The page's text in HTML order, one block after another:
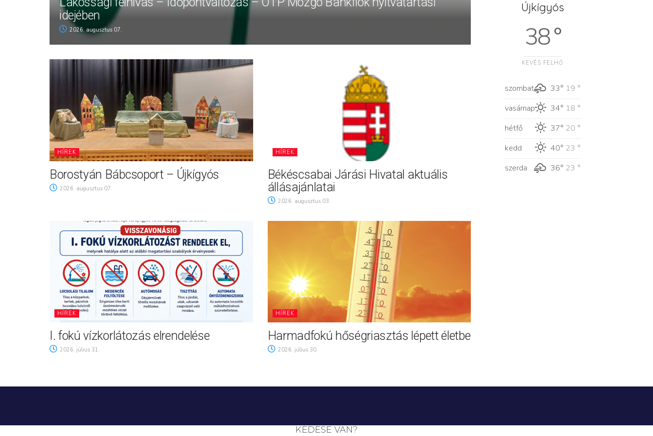
idejében
2026. augusztus 07.
HÍREK
Borostyán Bábcsoport – Újkígyós
2026. augusztus 07.
HÍREK
Békéscsabai Járási Hivatal aktuális
állásajánlatai
2026. augusztus 03.
HÍREK
I. fokú vízkorlátozás elrendelése
2026. július 31.
HÍREK
Harmadfokú hőségriasztás lépett életbe
2026. július 30.
Újkígyós
38 °
KEVÉS FELHŐ
szombat 33° 19 °
vasárnap
34° 18 °
hétfő
37° 20 °
kedd
40° 23 °
szerda
36° 23 °
KÉDÉSE VAN?